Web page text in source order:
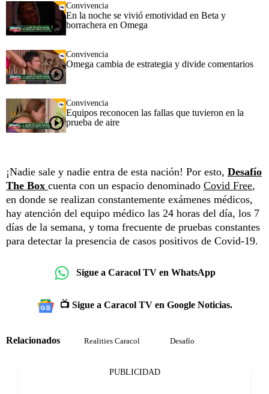
Convivencia
En la noche se vivió emotividad en Beta y
borrachera en Omega
Convivencia
Omega cambia de estrategia y divide comentarios
Convivencia
Equipos reconocen las fallas que tuvieron en la
prueba de aire
¡Nadie sale y nadie entra de esta nación! Por esto, Desafío
The Box cuenta con un espacio denominado Covid Free,
en donde se realizan constantemente exámenes médicos,
hay atención del equipo médico las 24 horas del día, los 7
días de la semana, y toma frecuente de pruebas constantes
para detectar la presencia de casos positivos de Covid-19.
Sigue a Caracol TV en WhatsApp
📺 Sigue a Caracol TV en Google Noticias.
Relacionados Realities Caracol Desafío
PUBLICIDAD